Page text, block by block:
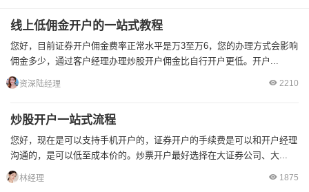
线上低佣金开户的一站式教程
您好，目前证券开户佣金费率正常水平是万3至万6，您的办理方式会影响
佣金多少，通过客户经理办理炒股开户佣金比自行开户更低。开户...
资深陆经理 2210
炒股开户一站式流程
您好，现在是可以支持手机开户的，证券开户的手续费是可以和开户经理
沟通的，是可以低至成本价的。炒票开户最好选择在大证券公司、大...
林经理 1875